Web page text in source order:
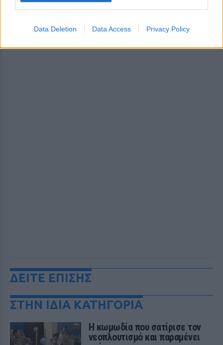
Data Deletion Data Access Privacy Policy
ΔΕΙΤΕ ΕΠΙΣΗΣ
ΣΤΗΝ ΙΔΙΑ ΚΑΤΗΓΟΡΙΑ
Η κωμωδία που σατίρισε τον
νεοπλουτισμό και παραμένει